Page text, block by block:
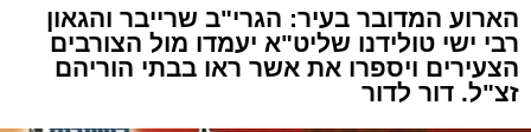
הארוע המדובר בעיר: הגרי"ב שרייבר והגאון
רבי ישי טולידנו שליט"א יעמדו מול הצורבים
הצעירים ויספרו את אשר ראו בבתי הוריהם
זצ"ל. דור לדור